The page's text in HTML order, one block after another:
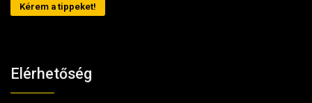
Kérem a tippeket!
Elérhetőség